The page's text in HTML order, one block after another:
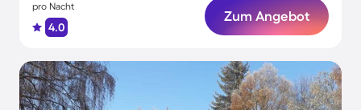
pro Nacht
4.0
Zum Angebot